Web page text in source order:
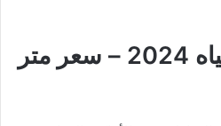
أسعار شرائح المياه 2024 – سعر متر